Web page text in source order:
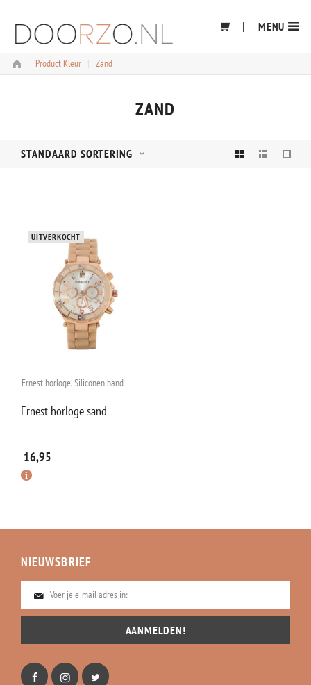
content
MENU
Product Kleur Zand
ZAND
STANDAARD SORTERING
UITVERKOCHT
Ernest horloge,Siliconen band
Ernest horloge sand
16,95
NIEUWSBRIEF
AANMELDEN!